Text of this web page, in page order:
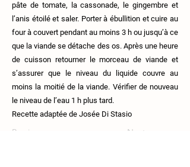
pâte de tomate, la cassonade, le gingembre et
l’anis étoilé et saler. Porter à ébullition et cuire au
four à couvert pendant au moins 3 h ou jusqu’à ce
que la viande se détache des os. Après une heure
de cuisson retourner le morceau de viande et
s’assurer que le niveau du liquide couvre au
moins la moitié de la viande. Vérifier de nouveau
le niveau de l’eau 1 h plus tard.
Recette adaptée de Josée Di Stasio
Previous Next